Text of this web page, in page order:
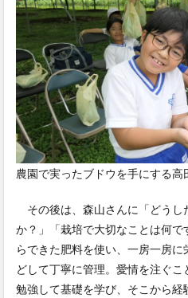
農園で実ったブドウを手にする高
その後は、森山さんに「どうし
か？」「栽培で大切なことは何
らできた肥料を使い、一房一房
どして丁寧に管理。愛情を注ぐ
勉強して基礎を学び、そこから経